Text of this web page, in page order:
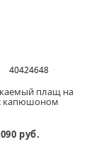
40424648
плащ на
капюшоном
руб.